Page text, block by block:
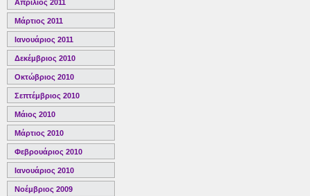
Απρίλιος 2011
Μάρτιος 2011
Ιανουάριος 2011
Δεκέμβριος 2010
Οκτώβριος 2010
Σεπτέμβριος 2010
Μάιος 2010
Μάρτιος 2010
Φεβρουάριος 2010
Ιανουάριος 2010
Νοέμβριος 2009